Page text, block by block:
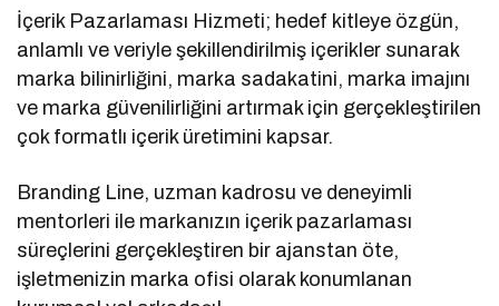
İçerik Pazarlaması Hizmeti; hedef kitleye özgün,
anlamlı ve veriyle şekillendirilmiş içerikler sunarak
marka bilinirliğini, marka sadakatini, marka imajını
ve marka güvenilirliğini artırmak için gerçekleştirilen
çok formatlı içerik üretimini kapsar.
Branding Line, uzman kadrosu ve deneyimli
mentorleri ile markanızın içerik pazarlaması
süreçlerini gerçekleştiren bir ajanstan öte,
işletmenizin marka ofisi olarak konumlanan